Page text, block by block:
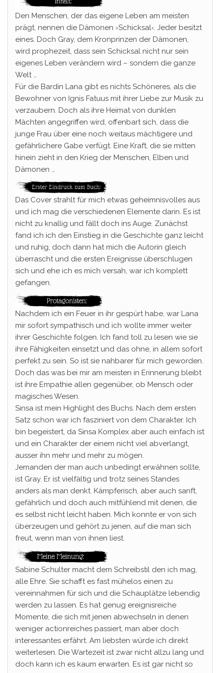
Den Menschen, der das eigene Leben am meisten
prägt, nennen die Dämonen ›Schicksal‹. Jeder besitzt
eines. Doch Gray, dem Kronprinzen der Dämonen,
wird prophezeit, dass sein Schicksal nicht nur sein
eigenes Leben verändern wird – sondern die ganze
Welt …
Für die Bardin Lana gibt es nichts Schöneres, als die
Bewohner von Ignis Fatuus mit ihrer Liebe zur Musik zu
verzaubern. Doch als ihre Heimat von dunklen
Mächten angegriffen wird, offenbart sich, dass die
junge Frau über eine noch weitaus mächtigere und
gefährlichere Gabe verfügt. Eine Kraft, die sie mitten
hinein zieht in den Krieg der Menschen, Elben und
Dämonen …
Das Cover strahlt für mich etwas geheimnisvolles aus
und ich mag die verschiedenen Elemente darin. Es ist
nicht zu knallig und fällt doch ins Auge. Zunächst
fand ich ich den Einstieg in die Geschichte ganz leicht
und ruhig, doch dann hat mich die Autorin gleich
überrascht und die ersten Ereignisse überschlugen
sich und ehe ich es mich versah, war ich komplett
gefangen.
Nachdem ich ein Feuer in ihr gespürt habe, war Lana
mir sofort sympathisch und ich wollte immer weiter
ihrer Geschichte folgen. Ich fand toll zu lesen wie sie
ihre Fähigkeiten einsetzt und das ohne, in allem sofort
perfekt zu sein. So ist sie nahbarer für mich geworden.
Doch das was bei mir am meisten in Erinnerung bleibt
ist ihre Empathie allen gegenüber, ob Mensch oder
magisches Wesen.
Sinsa ist mein Highlight des Buchs. Nach dem ersten
Satz schon war ich fasziniert von dem Charakter. Ich
bin begeistert, da Sinsa Komplex aber auch einfach ist
und ein Charakter der einem nicht viel abverlangt,
ausser ihn mehr und mehr zu mögen.
Jemanden der man auch unbedingt erwähnen sollte,
ist Gray. Er ist vielfältig und trotz seines Standes
anders als man denkt. Kämpferisch, aber auch sanft,
gefährlich und doch auch mitfühlend mit denen, die
es selbst nicht leicht haben. Mich konnte er von sich
überzeugen und gehört zu jenen, auf die man sich
freut, wenn man von ihnen liest.
Sabine Schulter macht dem Schreibstil den ich mag,
alle Ehre. Sie schafft es fast mühelos einen zu
vereinnahmen für sich und die Schauplätze lebendig
werden zu lassen. Es hat genug ereignisreiche
Momente, die sich mit jenen abwechseln in denen
weniger actionreiches passiert, man aber doch
interessantes erfährt. Am liebsten würde ich direkt
weiterlesen. Die Wartezeit ist zwar nicht allzu lang und
doch kann ich es kaum erwarten. Es ist gar nicht so